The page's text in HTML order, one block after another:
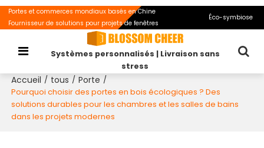
Portes et commerces mondiaux basés en Chine
Fournisseur de solutions pour projets de fenêtres
Éco-symbiose
Systèmes personnalisés | Livraison sans
stress
Accueil / tous / Porte /
Pourquoi choisir des portes en bois écologiques ? Des
solutions durables pour les chambres et les salles de bains
dans les projets modernes